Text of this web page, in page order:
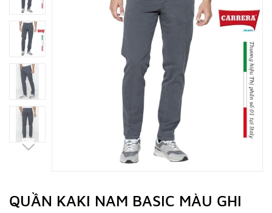
QUẦN KAKI NAM BASIC MÀU GHI